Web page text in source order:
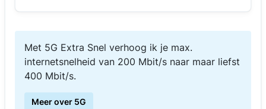
Met 5G Extra Snel verhoog ik je max.
internetsnelheid van 200 Mbit/s naar maar liefst
400 Mbit/s.
Meer over 5G